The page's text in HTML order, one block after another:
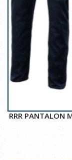
RRR PANTALON